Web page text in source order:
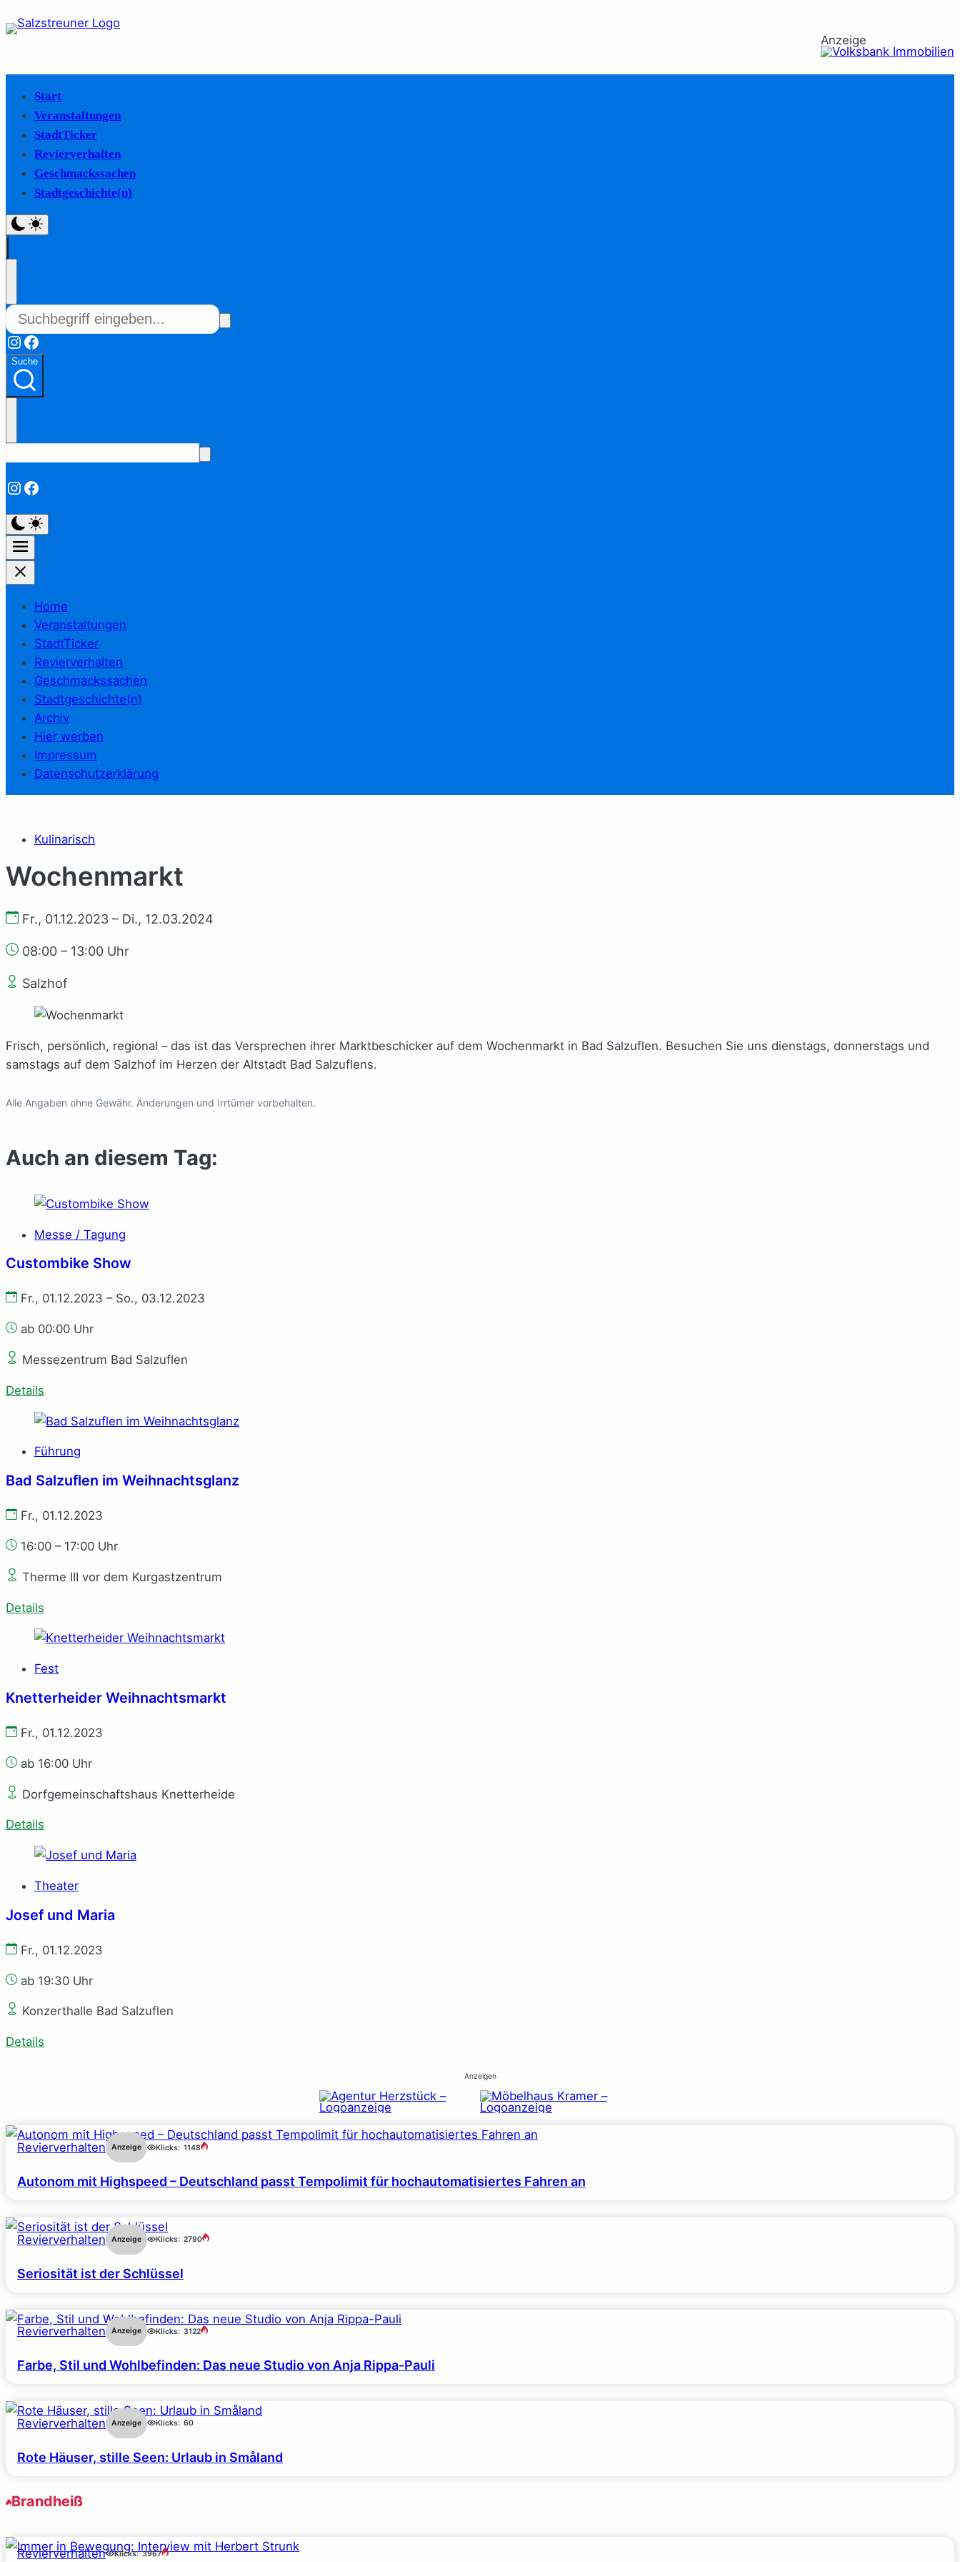
Anzeige
Start
Veranstaltungen
StadtTicker
Revierverhalten
Geschmackssachen
Stadtgeschichte(n)
Instagram
Facebook
Suche
Instagram
Facebook
Home
Veranstaltungen
StadtTicker
Revierverhalten
Geschmackssachen
Stadtgeschichte(n)
Archiv
Hier werben
Impressum
Datenschutzerklärung
Kulinarisch
Wochenmarkt
Fr., 01.12.2023 – Di., 12.03.2024
08:00 – 13:00 Uhr
Salzhof
Frisch, persönlich, regional – das ist das Versprechen ihrer Marktbeschicker auf dem Wochenmarkt in Bad Salzuflen. Besuchen Sie uns dienstags, donnerstags und
samstags auf dem Salzhof im Herzen der Altstadt Bad Salzuflens.
Alle Angaben ohne Gewähr. Änderungen und Irrtümer vorbehalten.
Auch an diesem Tag:
Messe / Tagung
Custombike Show
Fr., 01.12.2023 – So., 03.12.2023
ab 00:00 Uhr
Messezentrum Bad Salzuflen
Details
Führung
Bad Salzuflen im Weihnachtsglanz
Fr., 01.12.2023
16:00 – 17:00 Uhr
Therme III vor dem Kurgastzentrum
Details
Fest
Knetterheider Weihnachtsmarkt
Fr., 01.12.2023
ab 16:00 Uhr
Dorfgemeinschaftshaus Knetterheide
Details
Theater
Josef und Maria
Fr., 01.12.2023
ab 19:30 Uhr
Konzerthalle Bad Salzuflen
Details
Anzeigen
Revierverhalten Anzeige Klicks: 1148
Autonom mit Highspeed – Deutschland passt Tempolimit für hochautomatisiertes Fahren an
Revierverhalten Anzeige Klicks: 2790
Seriosität ist der Schlüssel
Revierverhalten Anzeige Klicks: 3122
Farbe, Stil und Wohlbefinden: Das neue Studio von Anja Rippa-Pauli
Revierverhalten Anzeige Klicks: 60
Rote Häuser, stille Seen: Urlaub in Småland
Brandheiß
Revierverhalten Klicks: 3967